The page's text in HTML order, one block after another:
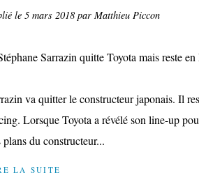
le 5 mars 2018 par Matthieu Piccon
va quitter le constructeur japonais. Il
Lorsque Toyota a révélé son line-up
plans du constructeur...
LA SUITE